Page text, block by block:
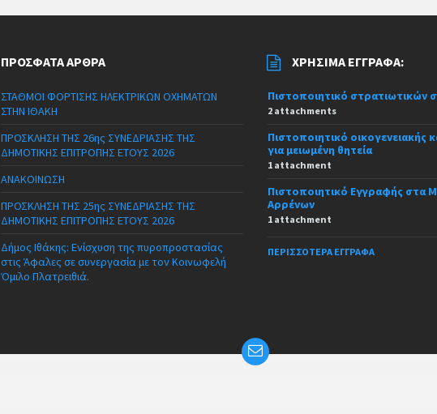
ΠΡΌΣΦΑΤΑ ΆΡΘΡΑ
ΣΤΑΘΜΟΙ ΦΟΡΤΙΣΗΣ ΗΛΕΚΤΡΙΚΩΝ ΟΧΗΜΑΤΩΝ
ΣΤΗΝ ΙΘΑΚΗ
ΠΡΟΣΚΛΗΣΗ ΤΗΣ 26ης ΣΥΝΕΔΡΙΑΣΗΣ ΤΗΣ
ΔΗΜΟΤΙΚΗΣ ΕΠΙΤΡΟΠΗΣ ΕΤΟΥΣ 2026
ΑΝΑΚΟΙΝΩΣΗ
ΠΡΟΣΚΛΗΣΗ ΤΗΣ 25ης ΣΥΝΕΔΡΙΑΣΗΣ ΤΗΣ
ΔΗΜΟΤΙΚΗΣ ΕΠΙΤΡΟΠΗΣ ΕΤΟΥΣ 2026
Δήμος Ιθάκης: Ενίσχυση της πυροπροστασίας
στις Άφαλες σε συνεργασία με τον Κοινωφελή
Όμιλο Πλατρειθιά.
ΧΡΉΣΙΜΑ ΈΓΓΡΑΦΑ:
Πιστοποιητικό στρατιωτικών
2 attachments
Πιστοποιητικό οικογενειακής
για μειωμένη θητεία
1 attachment
Πιστοποιητικό Εγγραφής στα
Αρρένων
1 attachment
ΠΕΡΙΣΣΌΤΕΡΑ ΈΓΓΡΑΦΑ